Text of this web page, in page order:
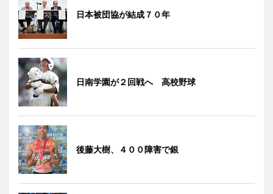
日本被団協が結成７０年
日南学園が２回戦へ 高校野球
後藤大樹、４００障害で銀